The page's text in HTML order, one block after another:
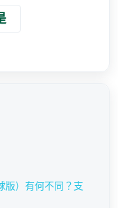
版）有何不同？支